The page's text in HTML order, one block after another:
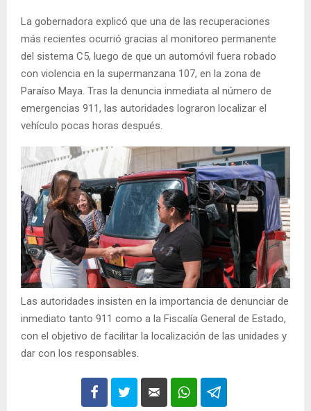
La gobernadora explicó que una de las recuperaciones
más recientes ocurrió gracias al monitoreo permanente
del sistema C5, luego de que un automóvil fuera robado
con violencia en la supermanzana 107, en la zona de
Paraíso Maya. Tras la denuncia inmediata al número de
emergencias 911, las autoridades lograron localizar el
vehículo pocas horas después.
Las autoridades insisten en la importancia de denunciar de
inmediato tanto 911 como a la Fiscalía General de Estado,
con el objetivo de facilitar la localización de las unidades y
dar con los responsables.